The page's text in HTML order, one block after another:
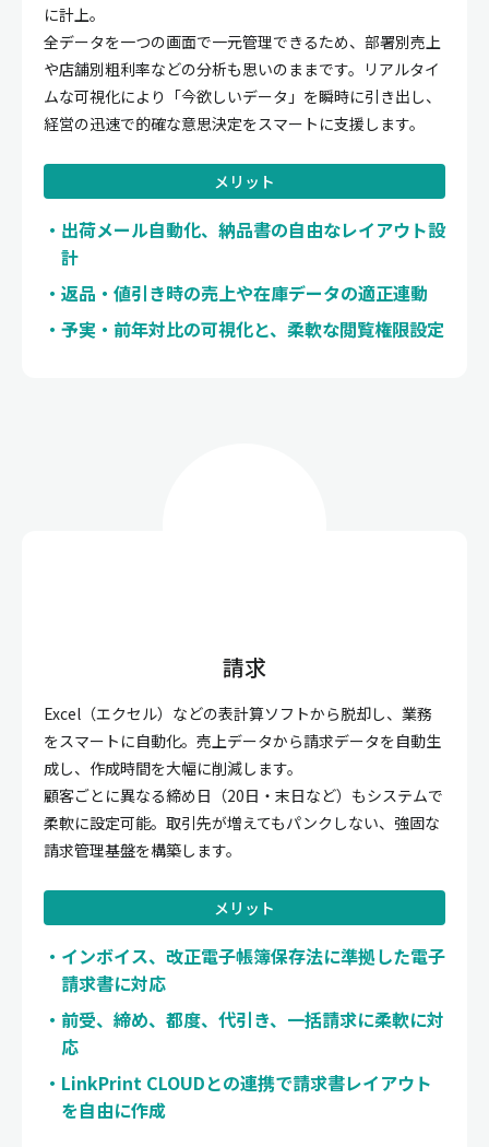
に計上。
全データを一つの画面で一元管理できるため、部署別売上
や店舗別粗利率などの分析も思いのままです。リアルタイ
ムな可視化により「今欲しいデータ」を瞬時に引き出し、
経営の迅速で的確な意思決定をスマートに支援します。
メリット
出荷メール自動化、納品書の自由なレイアウト設
計
返品・値引き時の売上や在庫データの適正連動
予実・前年対比の可視化と、柔軟な閲覧権限設定
請求
Excel（エクセル）などの表計算ソフトから脱却し、業務
をスマートに自動化。売上データから請求データを自動生
成し、作成時間を大幅に削減します。
顧客ごとに異なる締め日（20日・末日など）もシステムで
柔軟に設定可能。取引先が増えてもパンクしない、強固な
請求管理基盤を構築します。
メリット
インボイス、改正電子帳簿保存法に準拠した電子
請求書に対応
前受、締め、都度、代引き、一括請求に柔軟に対
応
LinkPrint CLOUDとの連携で請求書レイアウト
を自由に作成